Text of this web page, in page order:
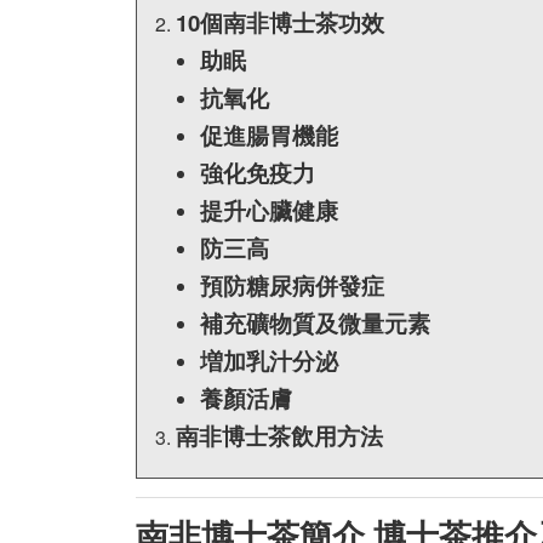
10個南非博士茶功效
助眠
抗氧化
促進腸胃機能
強化免疫力
提升心臟健康
防三高
預防糖尿病併發症
補充礦物質及微量元素
増加乳汁分泌
養顏活膚
南非博士茶飲用方法